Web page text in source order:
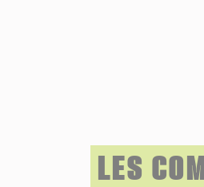
LES